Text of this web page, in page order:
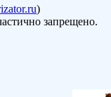
)
запрещено.